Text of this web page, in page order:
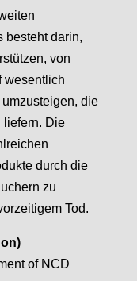
besteht darin,
von
wesentlich
die
liefern. Die
durch die
zu
Tod.
of NCD